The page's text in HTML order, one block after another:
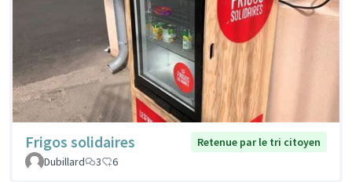
Frigos solidaires
Retenue par le tri citoyen
Dubillard
3 6